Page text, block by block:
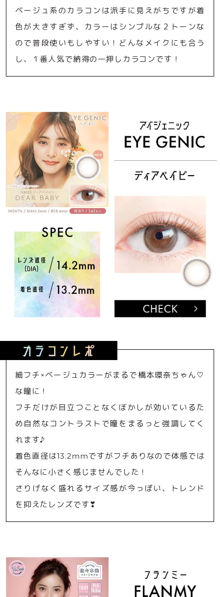
ベージュ系のカラコンは派手に見えがちですが着
色が大きすぎず、カラーはシンプルな２トーンな
ので普段使いもしやすい！どんなメイクにも合う
し、１番人気で納得の一押しカラコンです！
細フチ×ベージュカラーがまるで橋本環奈ちゃん♡
な瞳に！
フチだけが目立つことなくぼかしが効いているた
め自然なコントラストで瞳をまるっと強調してく
れます♪
着色直径は13.2mmですがフチありなので体感では
そんなに小さく感じませんでした！
さりげなく盛れるサイズ感が今っぽい、トレンド
を抑えたレンズです❣